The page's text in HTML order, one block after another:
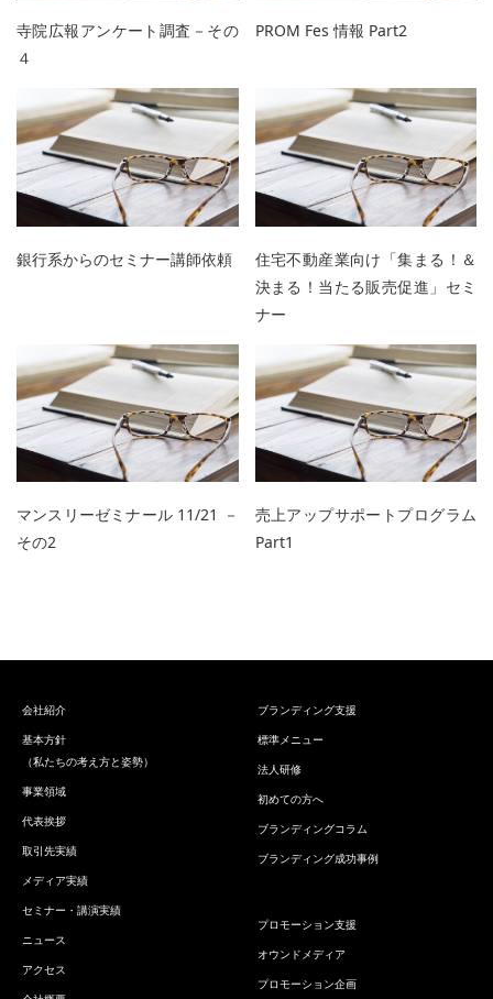
寺院広報アンケート調査－その
４
PROM Fes 情報 Part2
銀行系からのセミナー講師依頼
住宅不動産業向け「集まる！＆
決まる！当たる販売促進」セミ
ナー
マンスリーゼミナール 11/21 －
その2
売上アップサポートプログラム
Part1
会社紹介
基本方針
（私たちの考え方と姿勢）
事業領域
代表挨拶
取引先実績
メディア実績
セミナー・講演実績
ニュース
アクセス
ブランディング支援
標準メニュー
法人研修
初めての方へ
ブランディングコラム
ブランディング成功事例
プロモーション支援
オウンドメディア
プロモーション企画